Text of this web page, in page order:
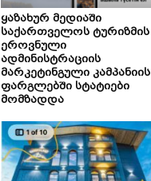
ყაზახურ მედიაში
საქართველოს ტურიზმის
ეროვნული
ადმინისტრაციის
მარკეტინგული კამპანიის
ფარგლებში სტატიები
მომზადდა